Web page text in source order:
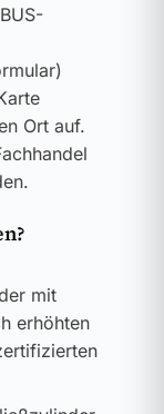
Ort auf.
mit
erhöhten